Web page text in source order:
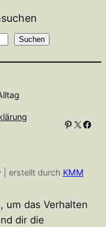
Suchen
Pinterest X Facebook
| erstellt durch KMM
um das Verhalten
dir die